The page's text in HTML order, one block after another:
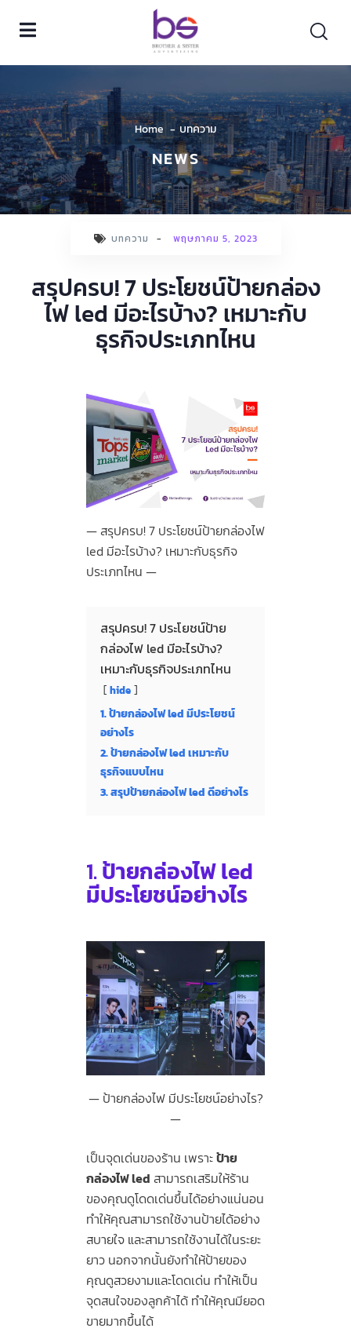
Home บทความ
NEWS
บทความ - พฤษภาคม 5, 2023
สรุปครบ! 7 ประโยชน์ป้ายกล่อง
ไฟ led มีอะไรบ้าง? เหมาะกับ
ธุรกิจประเภทไหน
สรุปครบ! 7 ประโยชน์ป้ายกล่องไฟ
led มีอะไรบ้าง? เหมาะกับธุรกิจ
ประเภทไหน
สรุปครบ! 7 ประโยชน์ป้าย
กล่องไฟ led มีอะไรบ้าง?
เหมาะกับธุรกิจประเภทไหน
hide
1. ป้ายกล่องไฟ led มีประโยชน์
อย่างไร
2. ป้ายกล่องไฟ led เหมาะกับ
ธุรกิจแบบไหน
3. สรุปป้ายกล่องไฟ led ดีอย่างไร
1.ป้ายกล่องไฟ led
มีประโยชน์อย่างไร
ป้ายกล่องไฟ มีประโยชน์อย่างไร?
เป็นจุดเด่นของร้าน เพราะป้าย
กล่องไฟ led สามารถเสริมให้ร้าน
ของคุณดูโดดเด่นขึ้นได้อย่างแน่นอน
ทำให้คุณสามารถใช้งานป้ายได้อย่าง
สบายใจ และสามารถใช้งานได้ในระยะ
ยาว นอกจากนั้นยังทำให้ป้ายของ
คุณดูสวยงามและโดดเด่น ทำให้เป็น
จุดสนใจของลูกค้าได้ ทำให้คุณมียอด
ขายมากขึ้นได้